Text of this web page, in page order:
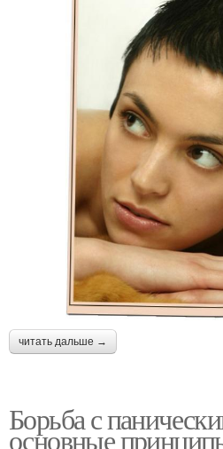
читать дальше →
Борьба с
основные